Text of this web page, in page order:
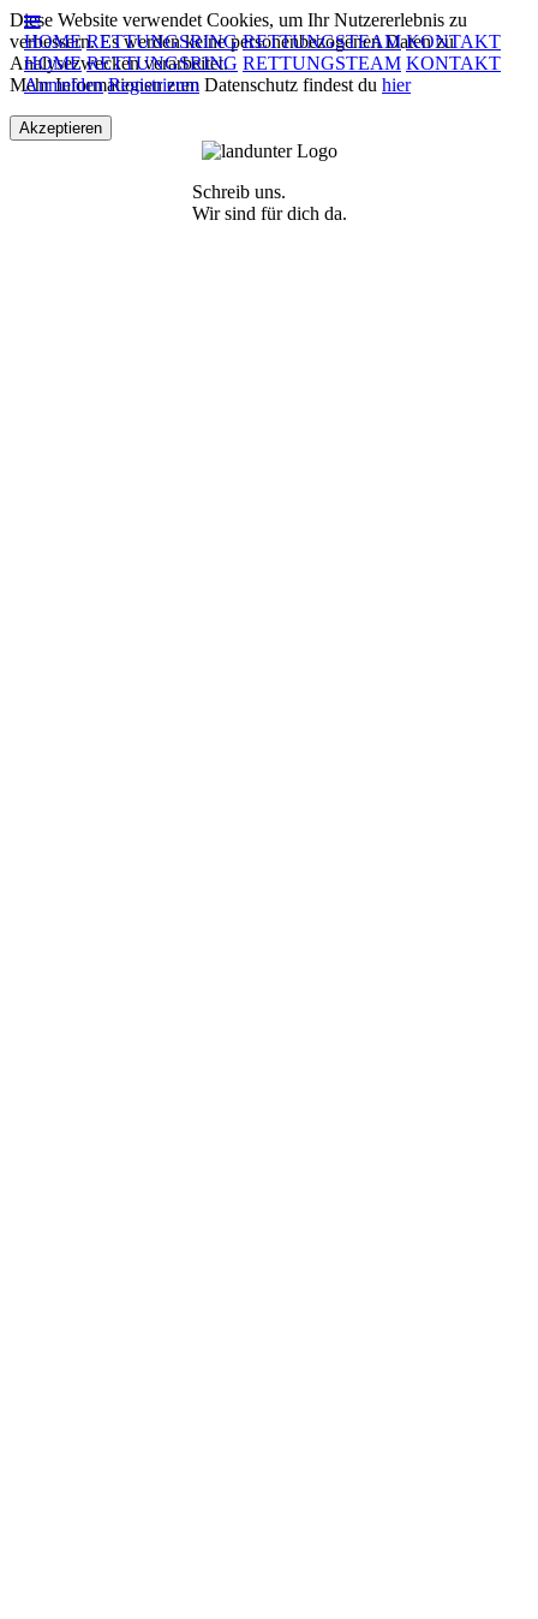
Diese Website verwendet Cookies, um Ihr Nutzererlebnis zu
verbessern. Es werden keine personenbezogenen Daten zu
Analysezwecken verarbeitet.
Mehr Informationen zum Datenschutz findest du hier
Akzeptieren
HOME RETTUNGSRING RETTUNGSTEAM KONTAKT
HOME RETTUNGSRING RETTUNGSTEAM KONTAKT
Anmelden Registrieren
Schreib uns.
Wir sind für dich da.